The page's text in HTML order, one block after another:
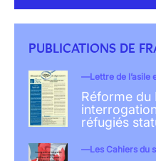
PUBLICATIONS DE
Lettre de l’asile
Réforme du
réfugiés
Les Cahiers du